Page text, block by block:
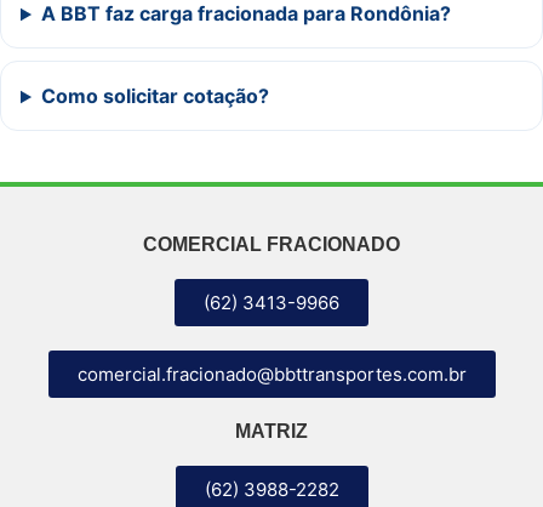
A BBT faz carga fracionada para Rondônia?
Como solicitar cotação?
COMERCIAL FRACIONADO
(62) 3413-9966
comercial.fracionado@bbttransportes.com.br
MATRIZ
(62) 3988-2282